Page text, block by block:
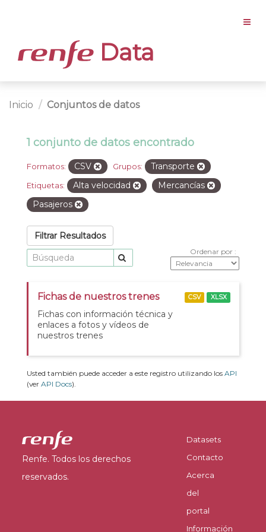
Data
Inicio Conjuntos de datos
1 conjunto de datos encontrado
Formatos: CSV Grupos: Transporte
Etiquetas: Alta velocidad
Mercancías
Pasajeros
Filtrar Resultados
Ordenar por
Fichas de nuestros trenes
Fichas con información técnica y
enlaces a fotos y vídeos de
nuestros trenes
CSV XLSX
Usted también puede acceder a este registro utilizando los API
(ver API Docs).
Renfe. Todos los derechos
reservados.
Datasets
Contacto
Acerca
del
portal
Información